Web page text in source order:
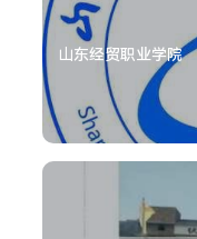
山东经贸职业学院